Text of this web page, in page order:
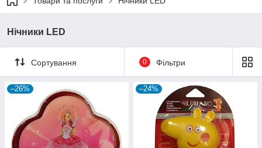
Нічники LED
Сортування 0 Фільтри
–26% –24%